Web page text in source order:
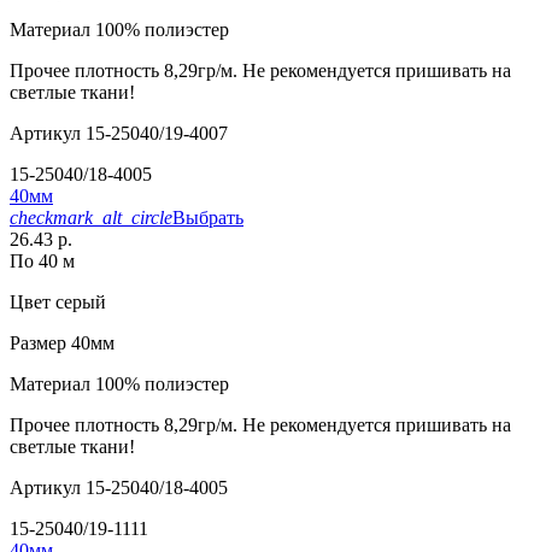
Материал 100% полиэстер
Прочее плотность 8,29гр/м. Не рекомендуется пришивать на
светлые ткани!
Артикул 15-25040/19-4007
15-25040/18-4005
40мм
checkmark_alt_circleВыбрать
26.43 р.
По 40 м
Цвет серый
Размер 40мм
Материал 100% полиэстер
Прочее плотность 8,29гр/м. Не рекомендуется пришивать на
светлые ткани!
Артикул 15-25040/18-4005
15-25040/19-1111